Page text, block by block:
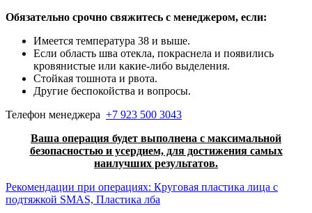
Обязательно срочно свяжитесь с менеджером, если:
Имеется температура 38 и выше.
Если область шва отекла, покраснела и появились
кровянистые или какие-либо выделения.
Стойкая тошнота и рвота.
Другие беспокойства и вопросы.
Телефон менеджера +7 923 500 3043
Ваша операция будет выполнена с максимальной
безопасностью и усердием, для достижения самых
наилучших результатов.
Рекомендации при операциях: Круговая пластика лица с
подтяжкой SMAS, Пластика лба